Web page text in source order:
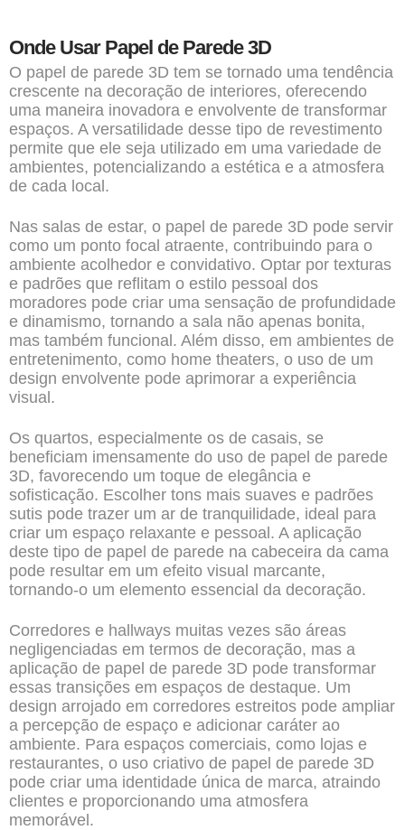
Onde Usar Papel de Parede 3D
O papel de parede 3D tem se tornado uma tendência
crescente na decoração de interiores, oferecendo
uma maneira inovadora e envolvente de transformar
espaços. A versatilidade desse tipo de revestimento
permite que ele seja utilizado em uma variedade de
ambientes, potencializando a estética e a atmosfera
de cada local.
Nas salas de estar, o papel de parede 3D pode servir
como um ponto focal atraente, contribuindo para o
ambiente acolhedor e convidativo. Optar por texturas
e padrões que reflitam o estilo pessoal dos
moradores pode criar uma sensação de profundidade
e dinamismo, tornando a sala não apenas bonita,
mas também funcional. Além disso, em ambientes de
entretenimento, como home theaters, o uso de um
design envolvente pode aprimorar a experiência
visual.
Os quartos, especialmente os de casais, se
beneficiam imensamente do uso de papel de parede
3D, favorecendo um toque de elegância e
sofisticação. Escolher tons mais suaves e padrões
sutis pode trazer um ar de tranquilidade, ideal para
criar um espaço relaxante e pessoal. A aplicação
deste tipo de papel de parede na cabeceira da cama
pode resultar em um efeito visual marcante,
tornando-o um elemento essencial da decoração.
Corredores e hallways muitas vezes são áreas
negligenciadas em termos de decoração, mas a
aplicação de papel de parede 3D pode transformar
essas transições em espaços de destaque. Um
design arrojado em corredores estreitos pode ampliar
a percepção de espaço e adicionar caráter ao
ambiente. Para espaços comerciais, como lojas e
restaurantes, o uso criativo de papel de parede 3D
pode criar uma identidade única de marca, atraindo
clientes e proporcionando uma atmosfera
memorável.